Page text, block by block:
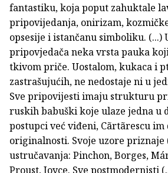
fantastiku, koja poput zahuktale
pripovijedanja, onirizam,
opsesije i istančanu simboliku. (...)
pripovjedača neka vrsta pauka
tkivom priče. Uostalom, kukaca i
zastrašujućih, ne nedostaje ni u
Sve pripovijesti imaju strukturu
ruskih babuški koje ulaze jedna u
postupci već viđeni, Cãrtãrescu im
originalnosti. Svoje uzore priznaje
ustručavanja: Pinchon, Borges,
Proust, Joyce. Sve postmodernisti